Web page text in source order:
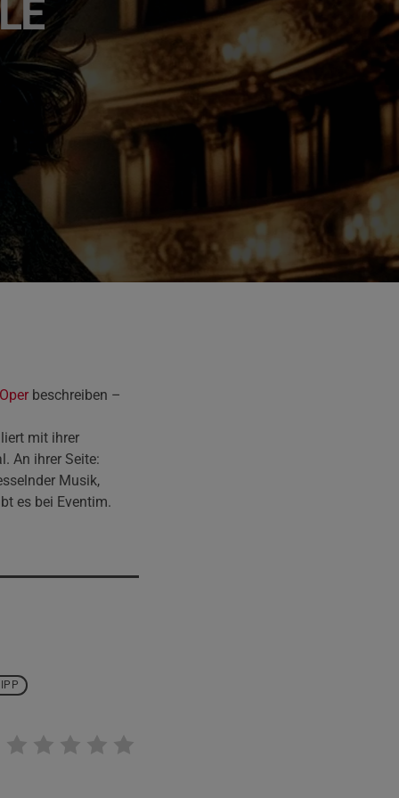
beschreiben –
mit ihrer
An ihrer Seite:
Musik,
es bei Eventim.